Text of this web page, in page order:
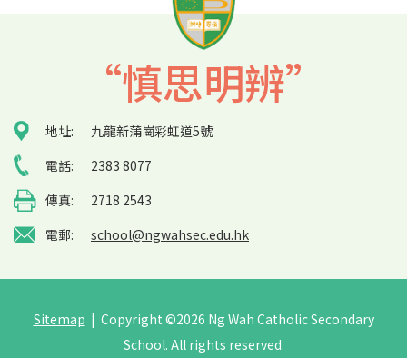
“慎思明辨”
地址:
九龍新蒲崗彩虹道5號
電話:
2383 8077
傳真:
2718 2543
電郵:
school@ngwahsec.edu.hk
Sitemap | Copyright ©2026 Ng Wah Catholic Secondary
School. All rights reserved.